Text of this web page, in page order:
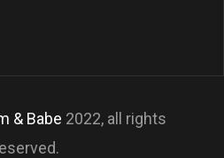
& Babe 2022, all rights